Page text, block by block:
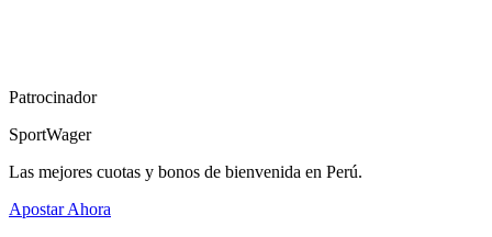
Patrocinador
SportWager
Las mejores cuotas y bonos de bienvenida en Perú.
Apostar Ahora